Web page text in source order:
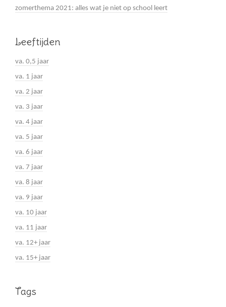
zomerthema 2021: alles wat je niet op school leert
Leeftijden
va. 0,5 jaar
va. 1 jaar
va. 2 jaar
va. 3 jaar
va. 4 jaar
va. 5 jaar
va. 6 jaar
va. 7 jaar
va. 8 jaar
va. 9 jaar
va. 10 jaar
va. 11 jaar
va. 12+ jaar
va. 15+ jaar
Tags